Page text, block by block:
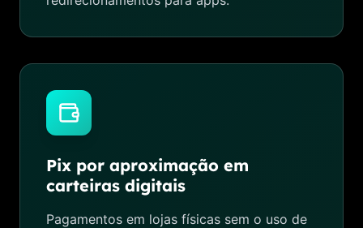
Pix por aproximação em
carteiras digitais
Pagamentos em lojas físicas sem o uso de